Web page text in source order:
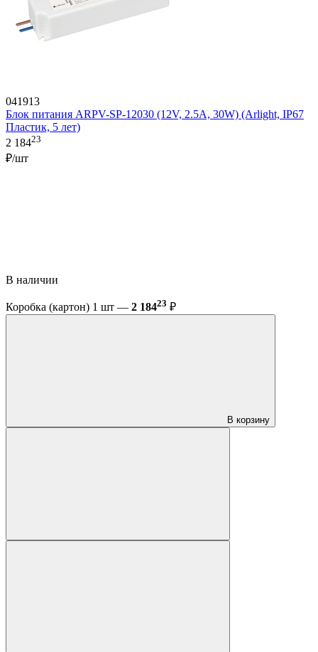
041913
Блок питания ARPV-SP-12030 (12V, 2.5A, 30W) (Arlight, IP67
Пластик, 5 лет)
2 18423
₽/шт
В наличии
Коробка (картон) 1 шт — 2 18423 ₽
В корзину